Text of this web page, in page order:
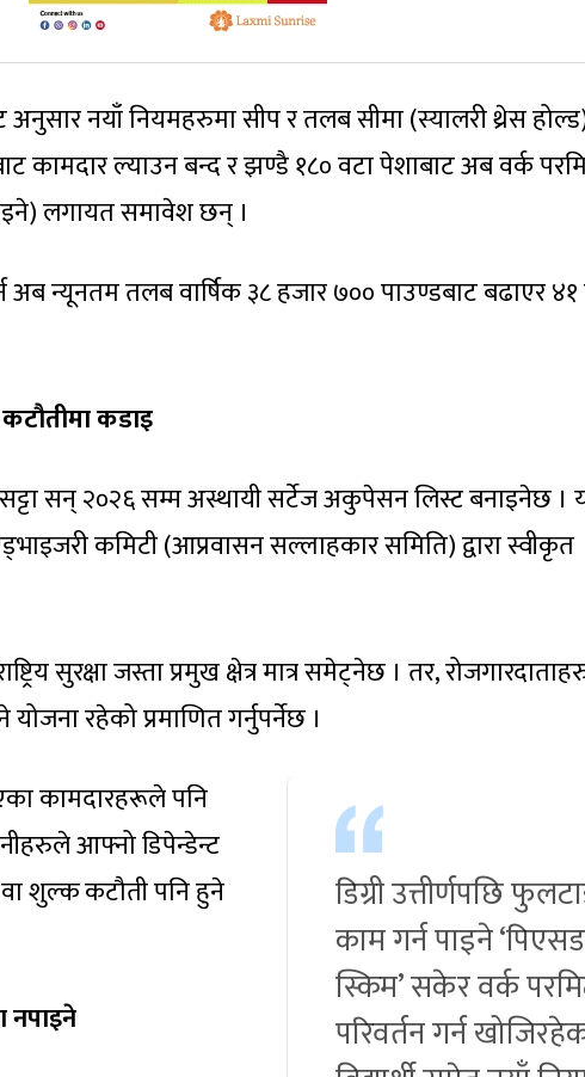
नयाँ नियमहरुमा सीप र तलब सीमा (स्यालरी थ्रेस
कामदार ल्याउन बन्द र झण्डै १८० वटा पेशाबाट अब वर्क
लगायत समावेश छन् ।
अब न्यूनतम तलब वार्षिक ३८ हजार ७०० पाउण्डबाट बढाएर
कडाइ
सन् २०२६ सम्म अस्थायी सर्टेज अकुपेसन लिस्ट बनाइनेछ ।
कमिटी (आप्रवासन सल्लाहकार समिति) द्वारा स्वीकृत
सुरक्षा जस्ता प्रमुख क्षेत्र मात्र समेट्नेछ । तर,
रहेको प्रमाणित गर्नुपर्नेछ ।
डिग्री उत्तीर्णपछि
काम गर्न पाइने
स्किम’ सकेर वर्क
परिवर्तन गर्न
कामदारहरूले पनि
आफ्नो डिपेन्डेन्ट
शुल्क कटौती पनि हुने
नपाइने